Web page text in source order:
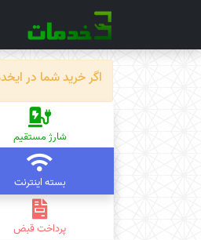
اگر خرید شما در ایخدمات
شارژ مستقیم
بسته اینترنت
پرداخت قبض